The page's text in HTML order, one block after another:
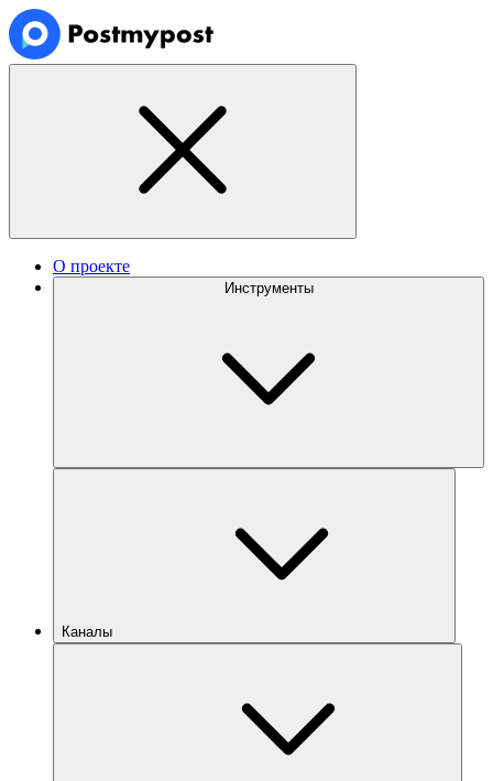
О проекте
Инструменты
Каналы